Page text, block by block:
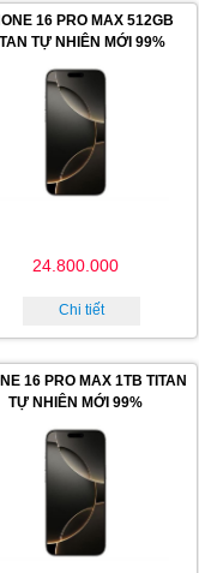
16 PRO MAX 512GB
TỰ NHIÊN MỚI 99%
24.800.000
Chi tiết
16 PRO MAX 1TB TITAN
TỰ NHIÊN MỚI 99%